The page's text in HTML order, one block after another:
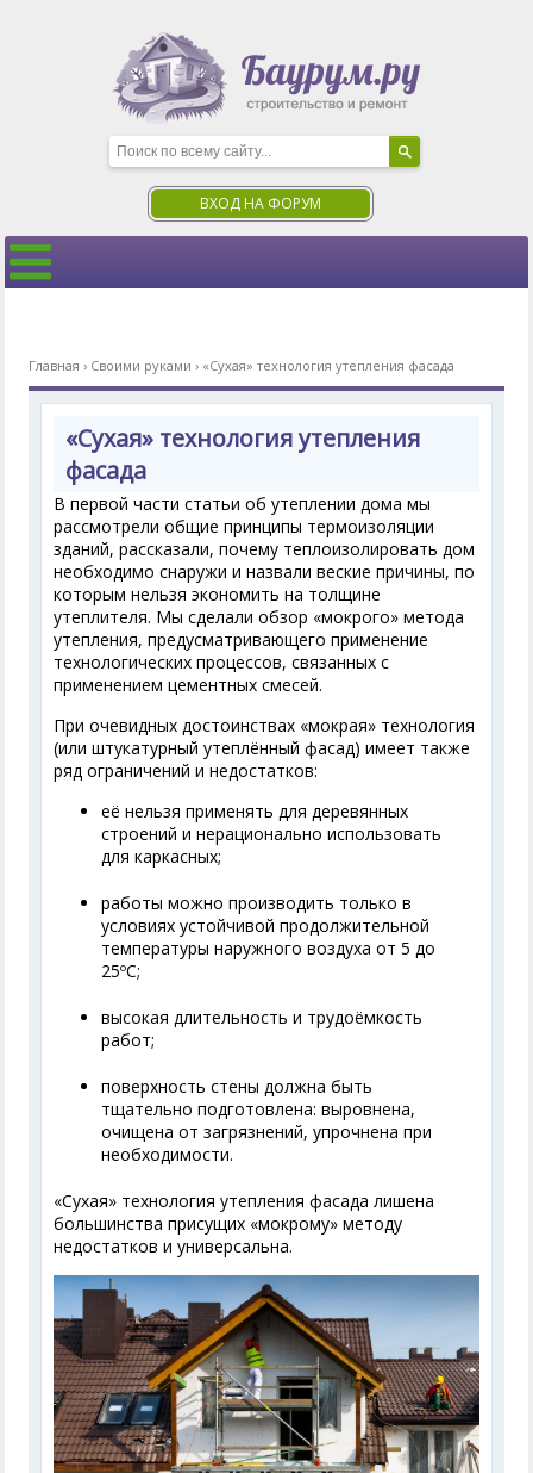
ВХОД НА ФОРУМ
Главная › Своими руками › «Сухая» технология утепления фасада
«Сухая» технология утепления
фасада
В первой части статьи об утеплении дома мы
рассмотрели общие принципы термоизоляции
зданий, рассказали, почему теплоизолировать дом
необходимо снаружи и назвали веские причины, по
которым нельзя экономить на толщине
утеплителя. Мы сделали обзор «мокрого» метода
утепления, предусматривающего применение
технологических процессов, связанных с
применением цементных смесей.
При очевидных достоинствах «мокрая» технология
(или штукатурный утеплённый фасад) имеет также
ряд ограничений и недостатков:
её нельзя применять для деревянных
строений и нерационально использовать
для каркасных;
работы можно производить только в
условиях устойчивой продолжительной
температуры наружного воздуха от 5 до
25ºС;
высокая длительность и трудоёмкость
работ;
поверхность стены должна быть
тщательно подготовлена: выровнена,
очищена от загрязнений, упрочнена при
необходимости.
«Сухая» технология утепления фасада лишена
большинства присущих «мокрому» методу
недостатков и универсальна.